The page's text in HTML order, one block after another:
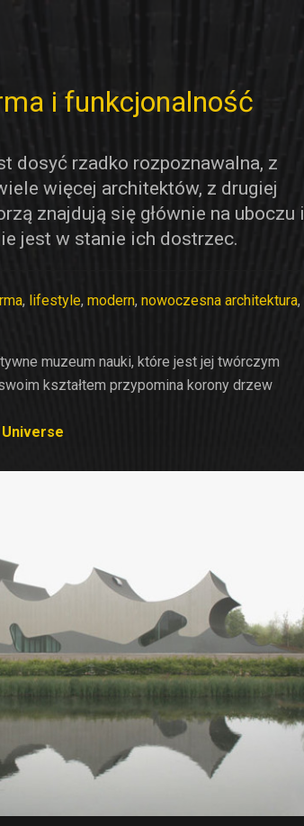
i funkcjonalność
dosyć rzadko rozpoznawalna, z
więcej architektów, z drugiej
znajdują się głównie na uboczu i
jest w stanie ich dostrzec.
, lifestyle, modern, nowoczesna architektura,
muzeum nauki, które jest jej twórczym
kształtem przypomina korony drzew